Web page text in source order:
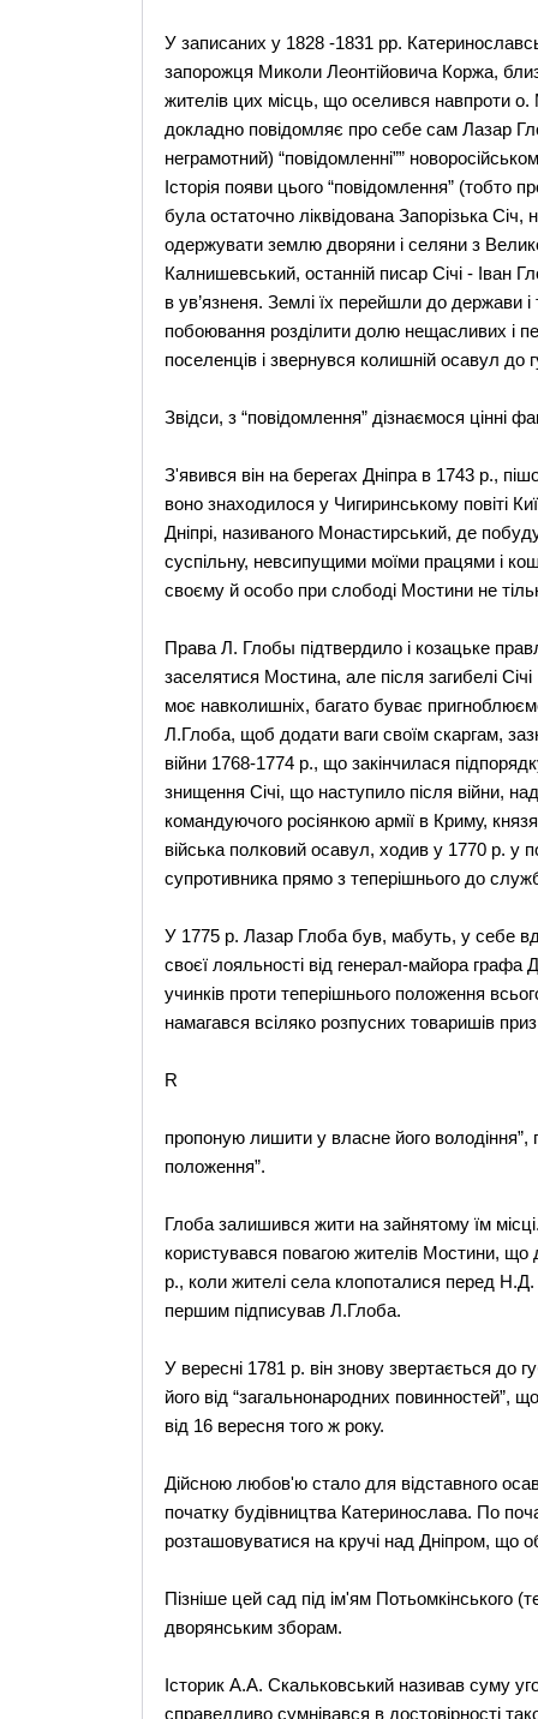
У записаних у 1828 -1831 рр.
запорожця Миколи Леонтійовича Коржа,
жителів цих місць, що оселився навпроти
докладно повідомляє про себе сам Лазар
неграмотний) “повідомленні””
Історія появи цього “повідомлення” (тобто
була остаточно ліквідована Запорізька
одержувати землю дворяни і селяни з
Калнишевський, останній писар Січі - Іван
в ув’язненя. Землі їх перейшли до держави
побоювання розділити долю нещасливих і
поселенців і звернувся колишній осавул до
Звідси, з “повідомлення” дізнаємося цінні
З'явився він на берегах Дніпра в 1743 р.,
воно знаходилося у Чигиринському повіті
Дніпрі, називаного Монастирський, де
суспільну, невсипущими моїми працями і
своєму й особо при слободі Мостини не
Права Л. Глобы підтвердило і козацьке
заселятися Мостина, але після загибелі Січі
моє навколишніх, багато буває
Л.Глоба, щоб додати ваги своїм скаргам,
війни 1768-1774 р., що закінчилася
знищення Січі, що наступило після війни,
командуючого росіянкою армії в Криму,
війська полковий осавул, ходив у 1770 р. у
супротивника прямо з теперішнього до
У 1775 р. Лазар Глоба був, мабуть, у себе
своєї лояльності від генерал-майора
учинків проти теперішнього положення
намагався всіляко розпусних товаришів
R
пропоную лишити у власне його володіння”,
положення”.
Глоба залишився жити на зайнятому їм
користувався повагою жителів Мостини, що
р., коли жителі села клопоталися перед
першим підписував Л.Глоба.
У вересні 1781 р. він знову звертається до
його від “загальнонародних повинностей”,
від 16 вересня того ж року.
Дійсною любов'ю стало для відставного
початку будівництва Катеринослава. По
розташовуватися на кручі над Дніпром, що
Пізніше цей сад під ім'ям Потьомкінського
дворянським зборам.
Історик А.А. Скальковський називав суму
справедливо сумнівався в достовірності